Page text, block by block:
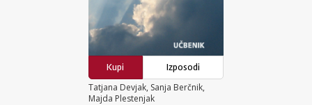
Kupi
Izposodi
Tatjana Devjak, Sanja Berčnik,
Majda Plestenjak